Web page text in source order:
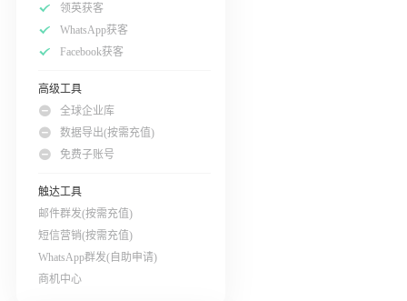
领英获客
WhatsApp获客
Facebook获客
高级工具
全球企业库
数据导出(按需充值)
免费子账号
触达工具
邮件群发(按需充值)
短信营销(按需充值)
WhatsApp群发(自助申请)
商机中心